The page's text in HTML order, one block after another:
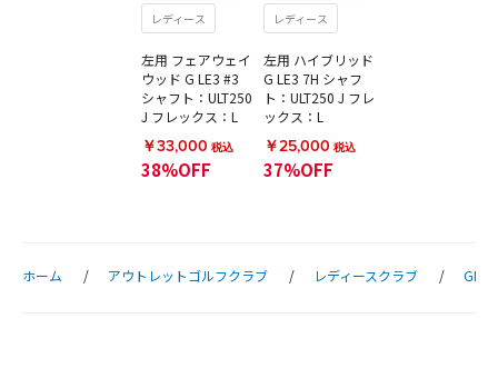
レディース
左用 フェアウェイ
ウッド G LE3 #3
シャフト：ULT250
J フレックス：L
￥33,000 税込
38%OFF
レディース
左用 ハイブリッド
G LE3 7H シャフ
ト：ULT250 J フレ
ックス：L
￥25,000 税込
37%OFF
ホーム アウトレットゴルフクラブ レディースクラブ GLE3